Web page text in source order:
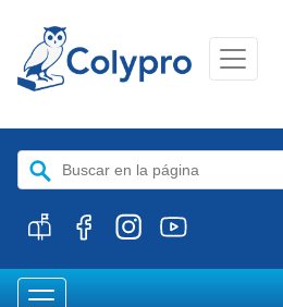
Buscar: